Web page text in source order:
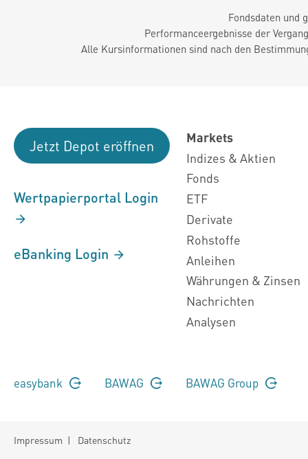
Fondsdaten und
Performanceergebnisse der
Alle Kursinformationen sind nach den
Jetzt Depot eröffnen
Wertpapierportal Login
eBanking Login
Markets
Indizes & Aktien
Fonds
ETF
Derivate
Rohstoffe
Anleihen
Währungen & Zinsen
Nachrichten
Analysen
easybank BAWAG BAWAG Group
Impressum | Datenschutz